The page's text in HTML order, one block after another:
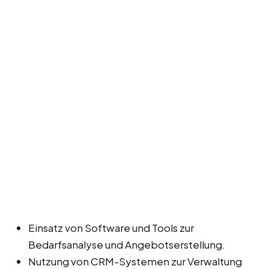
Einsatz von Software und Tools zur
Bedarfsanalyse und Angebotserstellung.
Nutzung von CRM-Systemen zur Verwaltung